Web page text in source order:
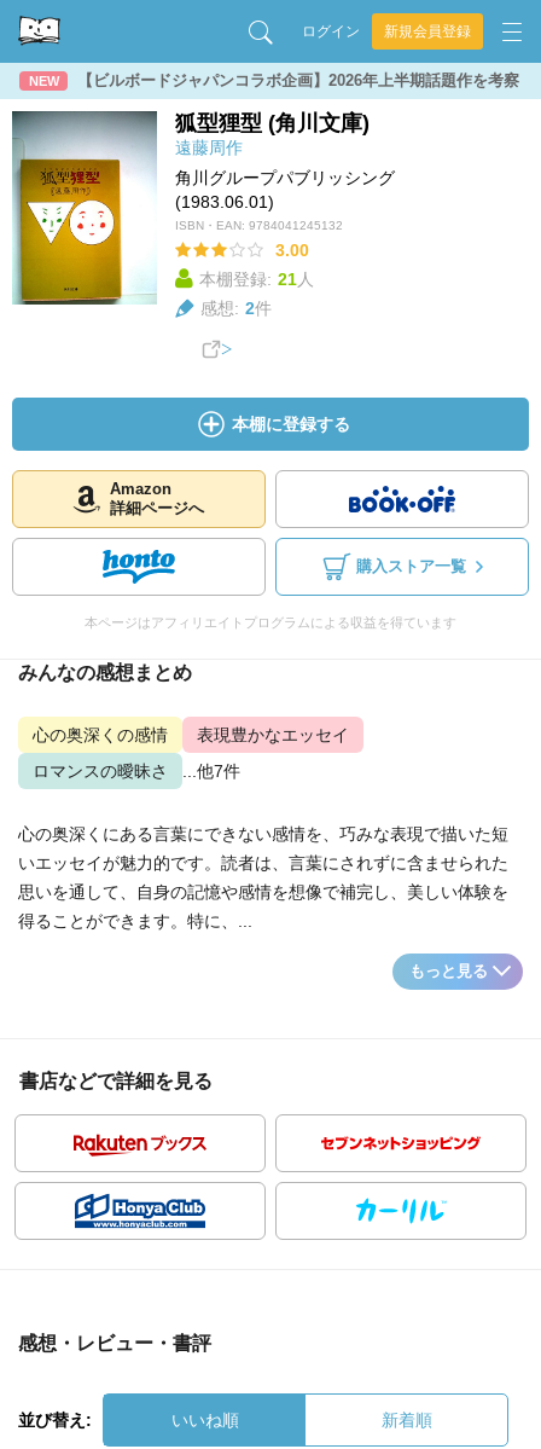
ログイン 新規会員登録
NEW 【ビルボードジャパンコラボ企画】2026年上半期話題作を考察
狐型狸型 (角川文庫)
遠藤周作
角川グループパブリッシング
(1983.06.01)
ISBN・EAN: 9784041245132
3.00
本棚登録: 21人
感想: 2件
本棚に登録する
Amazon
詳細ページへ
購入ストア一覧
本ページはアフィリエイトプログラムによる収益を得ています
みんなの感想まとめ
心の奥深くの感情
表現豊かなエッセイ
ロマンスの曖昧さ
...他7件
心の奥深くにある言葉にできない感情を、巧みな表現で描いた短
いエッセイが魅力的です。読者は、言葉にされずに含ませられた
思いを通して、自身の記憶や感情を想像で補完し、美しい体験を
得ることができます。特に、...
もっと見る
書店などで詳細を見る
感想・レビュー・書評
並び替え: いいね順 新着順